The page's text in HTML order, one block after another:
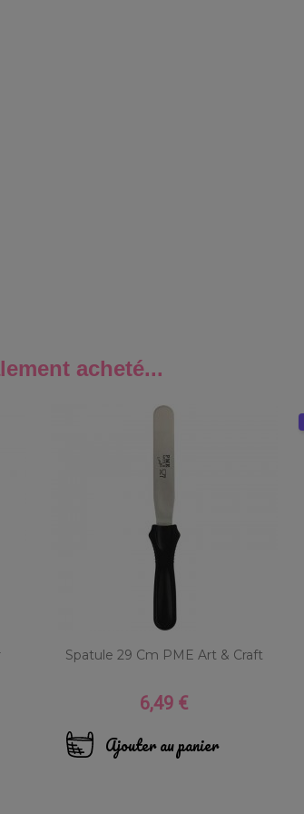
acheté...
Spatule 29 Cm PME Art & Craft
Prix
6,49 €
Ajouter au panier